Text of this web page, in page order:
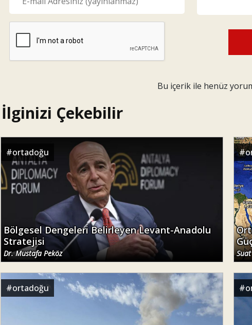
Bu içerik ile henüz
İlginizi Çekebilir
#ortadoğu
Bölgesel Dengeleri Belirleyen Levant-Anadolu
Stratejisi
Dr. Mustafa Peköz
#
#ortadoğu #